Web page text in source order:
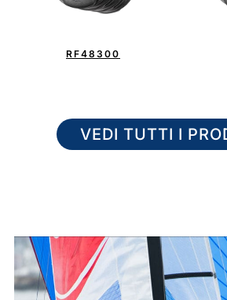
RF48300
VEDI TUTTI I